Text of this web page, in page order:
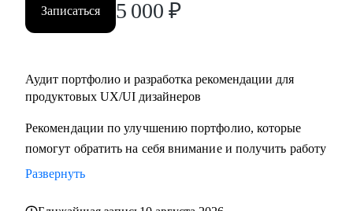
Записаться 5 000 ₽
Аудит портфолио и разработка рекомендации для
продуктовых UX/UI дизайнеров
Рекомендации по улучшению портфолио, которые
помогут обратить на себя внимание и получить работу
Развернуть